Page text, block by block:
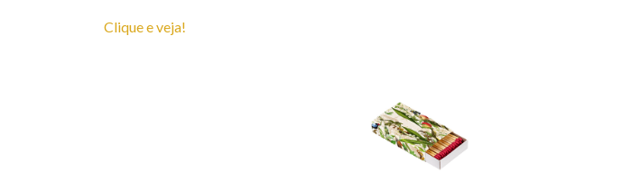
Clique e veja!